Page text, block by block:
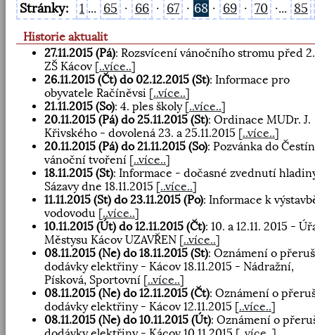
Stránky: 1 ... 65 · 66 · 67 · 68 · 69 · 70 ·... 85
Historie aktualit
27.11.2015 (Pá): Rozsvícení vánočního stromu před
ZŠ Kácov [..více..]
26.11.2015 (Čt) do 02.12.2015 (St): Informace pro
obyvatele Račíněvsi [..více..]
21.11.2015 (So): 4. ples školy [..více..]
20.11.2015 (Pá) do 25.11.2015 (St): Ordinace MUDr. J.
Křivského - dovolená 23. a 25.11.2015 [..více..]
20.11.2015 (Pá) do 21.11.2015 (So): Pozvánka do
vánoční tvoření [..více..]
18.11.2015 (St): Informace - dočasné zvednutí
Sázavy dne 18.11.2015 [..více..]
11.11.2015 (St) do 23.11.2015 (Po): Informace k
vodovodu [..více..]
10.11.2015 (Út) do 12.11.2015 (Čt): 10. a 12.11. 2015 -
Městysu Kácov UZAVŘEN [..více..]
08.11.2015 (Ne) do 18.11.2015 (St): Oznámení o
dodávky elektřiny - Kácov 18.11.2015 - Nádražní,
Písková, Sportovní [..více..]
08.11.2015 (Ne) do 12.11.2015 (Čt): Oznámení o
dodávky elektřiny - Kácov 12.11.2015 [..více..]
08.11.2015 (Ne) do 10.11.2015 (Út): Oznámení o